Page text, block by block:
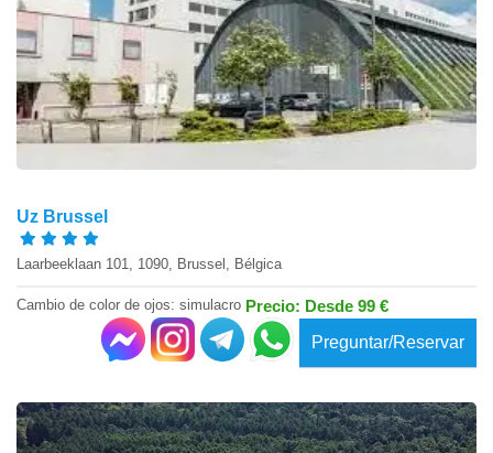
Uz Brussel
Laarbeeklaan 101, 1090, Brussel, Bélgica
Cambio de color de ojos: simulacro Precio: Desde 99 €
Preguntar/Reservar